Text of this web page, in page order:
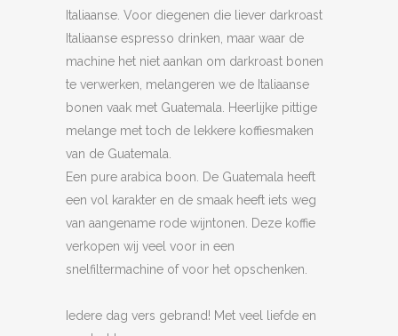
€ 28,60
Italiaanse. Voor diegenen die liever darkroast
Italiaanse espresso drinken, maar waar de
machine het niet aankan om darkroast bonen
te verwerken, melangeren we de Italiaanse
bonen vaak met Guatemala. Heerlijke pittige
melange met toch de lekkere koffiesmaken
van de Guatemala.
Een pure arabica boon. De Guatemala heeft
een vol karakter en de smaak heeft iets weg
van aangename rode wijntonen. Deze koffie
verkopen wij veel voor in een
snelfiltermachine of voor het opschenken.
Iedere dag vers gebrand! Met veel liefde en